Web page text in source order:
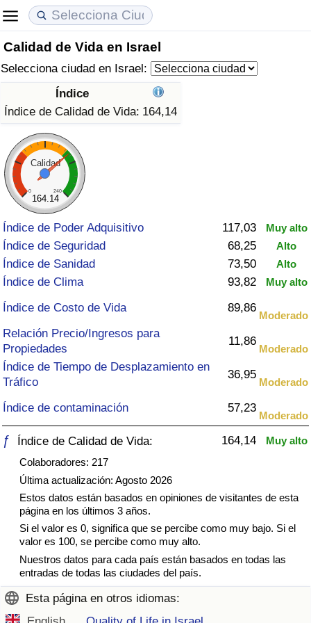
Calidad de Vida en Israel
Selecciona ciudad en Israel:
Índice
Índice de Calidad de Vida: 164,14
Calidad
0 240
164.14
Índice de Poder Adquisitivo 117,03 Muy alto
Índice de Seguridad 68,25 Alto
Índice de Sanidad 73,50 Alto
Índice de Clima 93,82 Muy alto
Índice de Costo de Vida 89,86
Moderado
Relación Precio/Ingresos para
Propiedades
11,86
Moderado
Índice de Tiempo de Desplazamiento en
Tráfico
36,95
Moderado
Índice de contaminación 57,23
Moderado
ƒ Índice de Calidad de Vida: 164,14
Muy alto
Colaboradores: 217
Última actualización: Agosto 2026
Estos datos están basados en opiniones de visitantes de esta
página en los últimos 3 años.
Si el valor es 0, significa que se percibe como muy bajo. Si el
valor es 100, se percibe como muy alto.
Nuestros datos para cada país están basados en todas las
entradas de todas las ciudades del país.
Esta página en otros idiomas:
Coste de vida
Índice de Costo de Vida (Actual)
Índice de Costo de Vida
Índice de costo de vida por país
en aqaba
Precios de las propiedades
Índice de Precios de Inmuebles (Actual)
Índice de Precios de Inmuebles
Índice de Precios de Inmuebles por País
Calidad de Vida
Índice de Calidad de Vida
Índice de Calidad de Vida (Actual)
Índice de calidad de vida por país
Delincuencia
Calificación del Índice de Criminalidad
(Actual)
Índice de Criminalidad
Sanidad
Índice de Sanidad (Actual)
Índice de Sanidad
Índice de Sanidad por País
Contaminación
Índice de Contaminación (Actual)
Índice de contaminación
Índice de Contaminación por País